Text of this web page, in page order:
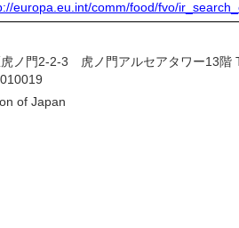
europa.eu.int/comm/food/fvo/
ノ門2-2-3 虎ノ門アルセアタワー13階
of Japan